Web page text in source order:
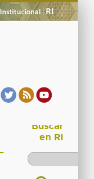
Buscar
en RI